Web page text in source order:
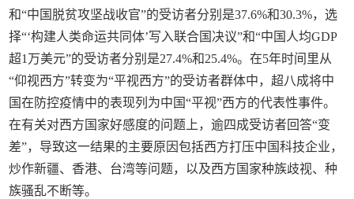
和“中国脱贫攻坚战收官”的受访者分别是37.6%和30.3%，选
择“‘构建人类命运共同体’写入联合国决议”和“中国人均GDP
超1万美元”的受访者分别是27.4%和25.4%。在5年时间里从
“仰视西方”转变为“平视西方”的受访者群体中，超八成将中
国在防控疫情中的表现列为中国“平视”西方的代表性事件。
在有关对西方国家好感度的问题上，逾四成受访者回答“变
差”，导致这一结果的主要原因包括西方打压中国科技企业，
炒作新疆、香港、台湾等问题，以及西方国家种族歧视、种
族骚乱不断等。